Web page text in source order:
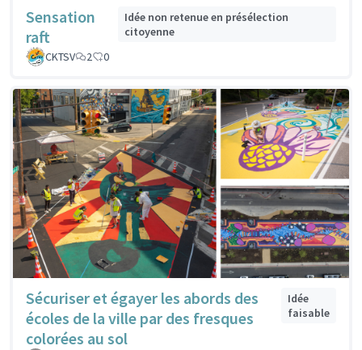
Sensation
raft
Idée non retenue en présélection
citoyenne
CKTSV
2 0
Sécuriser et égayer les abords des
écoles de la ville par des fresques
colorées au sol
Idée
faisable